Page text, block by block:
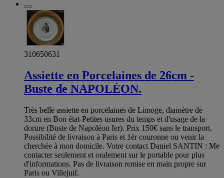
310650631
Assiette en Porcelaines de 26cm -
Buste de NAPOLÉON.
Très belle assiette en porcelaines de Limoge, diamètre de
33cm en Bon état-Petites usures du temps et d'usage de la
dorure (Buste de Napoléon Ier). Prix 150€ sans le transport.
Possibilité de livraison à Paris et 1èr couronne ou venir la
cherchée à mon domicile. Votre contact Daniel SANTIN : Me
contacter seulement et oralement sur le portable pour plus
d'informations. Pas de livraison remise en main propre sur
Paris ou Villejuif.